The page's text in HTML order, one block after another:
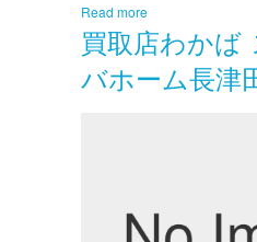
Read more
買取店わかば
バホーム長津